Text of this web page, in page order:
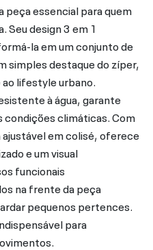
peça essencial para quem
Seu design 3 em 1
la em um conjunto de
simples destaque do zíper,
lifestyle urbano.
à água, garante
climáticas. Com
em colisé, oferece
e um visual
funcionais
na frente da peça
pequenos pertences.
para